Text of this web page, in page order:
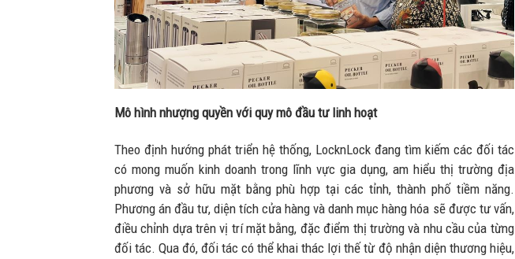
Mô hình nhượng quyền với quy mô đầu tư linh hoạt
Theo định hướng phát triển hệ thống, LocknLock đang tìm kiếm các đối tác
có mong muốn kinh doanh trong lĩnh vực gia dụng, am hiểu thị trường địa
phương và sở hữu mặt bằng phù hợp tại các tỉnh, thành phố tiềm năng.
Phương án đầu tư, diện tích cửa hàng và danh mục hàng hóa sẽ được tư vấn,
điều chỉnh dựa trên vị trí mặt bằng, đặc điểm thị trường và nhu cầu của từng
đối tác. Qua đó, đối tác có thể khai thác lợi thế từ độ nhận diện thương hiệu,